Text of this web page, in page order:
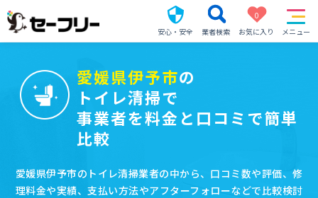
安心・安全 業者検索
0
お気に入り
メニュー
愛媛県伊予市の
トイレ清掃で
事業者を料金と口コミで簡単
比較
愛媛県伊予市のトイレ清掃業者の中から、口コミ数や評価、修
理料金や実績、支払い方法やアフターフォローなどで比較検討